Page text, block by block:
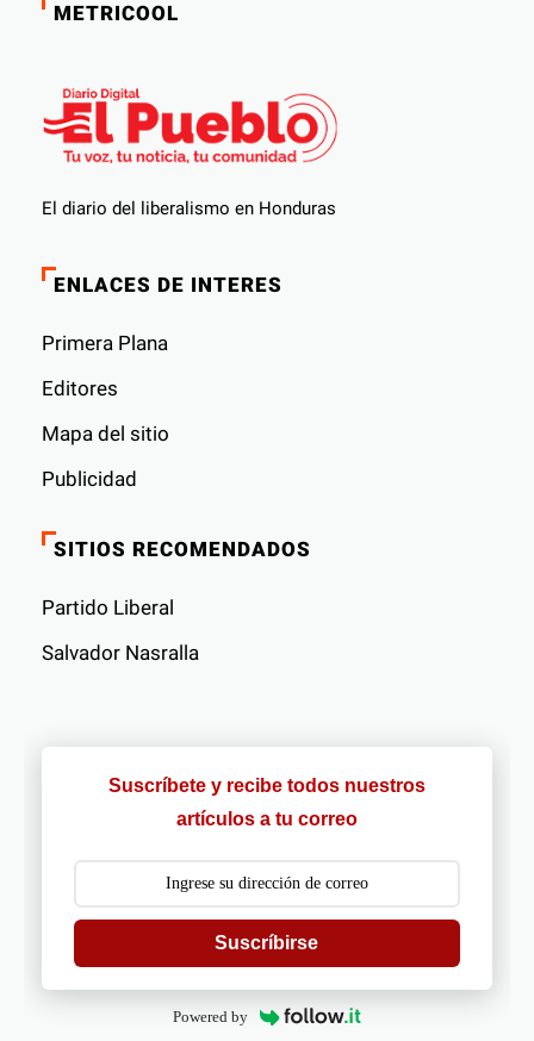
METRICOOL
El diario del liberalismo en Honduras
ENLACES DE INTERES
Primera Plana
Editores
Mapa del sitio
Publicidad
SITIOS RECOMENDADOS
Partido Liberal
Salvador Nasralla
Suscríbete y recibe todos nuestros
artículos a tu correo
Suscríbirse
Powered by